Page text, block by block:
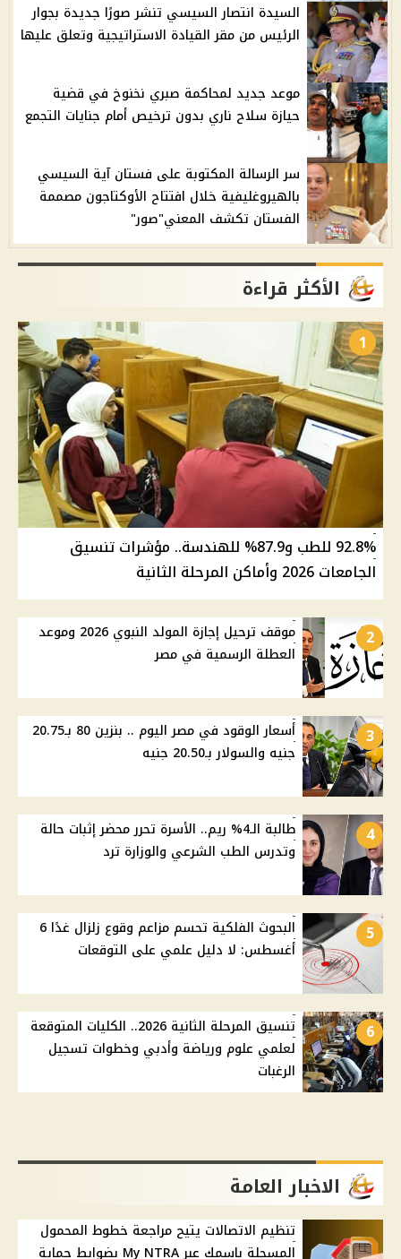
السيدة انتصار السيسي تنشر صورًا جديدة بجوار
الرئيس من مقر القيادة الاستراتيجية وتعلق عليها
موعد جديد لمحاكمة صبري نخنوخ في قضية
حيازة سلاح ناري بدون ترخيص أمام جنايات التجمع
سر الرسالة المكتوبة على فستان آية السيسي
بالهيروغليفية خلال افتتاح الأوكتاجون مصممة
الفستان تكشف المعني"صور"
الأكثر قراءة
1
92.8% للطب و87.9% للهندسة.. مؤشرات تنسيق
الجامعات 2026 وأماكن المرحلة الثانية
2
موقف ترحيل إجازة المولد النبوي 2026 وموعد
العطلة الرسمية في مصر
3
أسعار الوقود في مصر اليوم .. بنزين 80 بـ20.75
جنيه والسولار بـ20.50 جنيه
4
طالبة الـ4% ريم.. الأسرة تحرر محضر إثبات حالة
وتدرس الطب الشرعي والوزارة ترد
5
البحوث الفلكية تحسم مزاعم وقوع زلزال غدًا 6
أغسطس: لا دليل علمي على التوقعات
6
تنسيق المرحلة الثانية 2026.. الكليات المتوقعة
لعلمي علوم ورياضة وأدبي وخطوات تسجيل
الرغبات
الاخبار العامة
تنظيم الاتصالات يتيح مراجعة خطوط المحمول
المسجلة باسمك عبر My NTRA بضوابط حماية